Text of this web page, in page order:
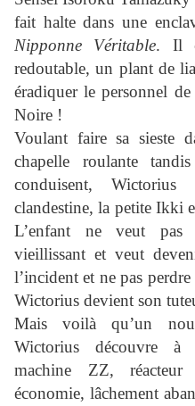
fait halte dans une
Nipponne Véritable. Il
redoutable, un plant de
éradiquer le personnel
Noire !
Voulant faire sa sieste
chapelle roulante
conduisent, Wictorius
clandestine, la petite Ikki
L’enfant ne veut pas
vieillissant et veut
l’incident et ne pas
Wictorius devient son
Mais voilà qu’un
Wictorius découvre à
machine ZZ,
économie, lâchement